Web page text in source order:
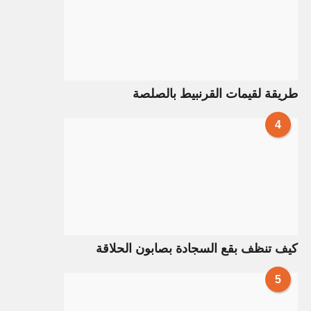
طريقة لقيمات القرنبيط بالصلصة
4
كيف تنظف بقع السجادة بصابون الحلاقة
5